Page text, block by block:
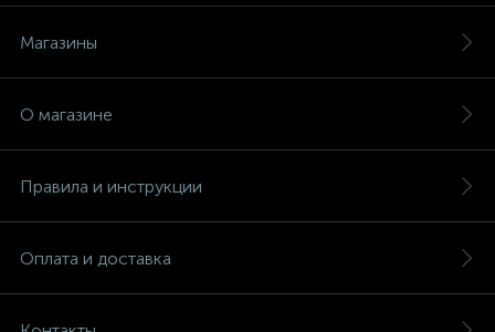
Магазины
О магазине
Правила и инструкции
Оплата и доставка